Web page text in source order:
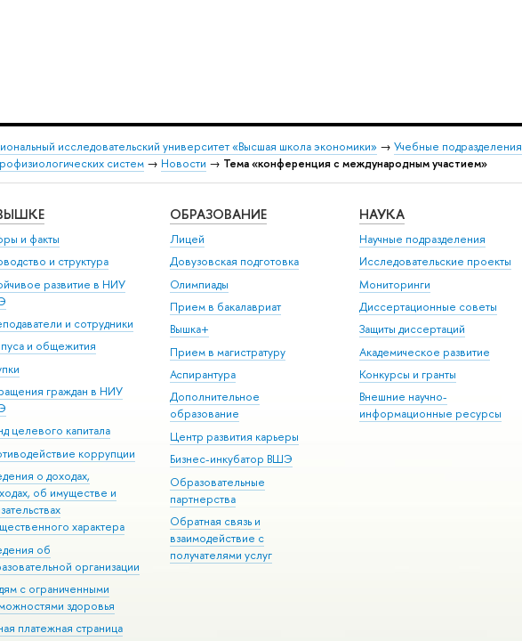
исследовательский университет «Высшая школа экономики» → Учебные подразделения
систем → Новости → Тема «конференция с международным участием»
и факты
и структура
развитие в НИУ
и сотрудники
и общежития
граждан в НИУ
целевого капитала
коррупции
о доходах,
об имуществе и
характера
об
организации
с ограниченными
здоровья
платежная страница
ОБРАЗОВАНИЕ
Лицей
Довузовская подготовка
Олимпиады
Прием в бакалавриат
Вышка+
Прием в магистратуру
Аспирантура
Дополнительное
образование
Центр развития карьеры
Бизнес-инкубатор ВШЭ
Образовательные
партнерства
Обратная связь и
взаимодействие с
получателями услуг
НАУКА
Научные подразделения
Исследовательские проекты
Мониторинги
Диссертационные советы
Защиты диссертаций
Академическое развитие
Конкурсы и гранты
Внешние научно-
информационные ресурсы